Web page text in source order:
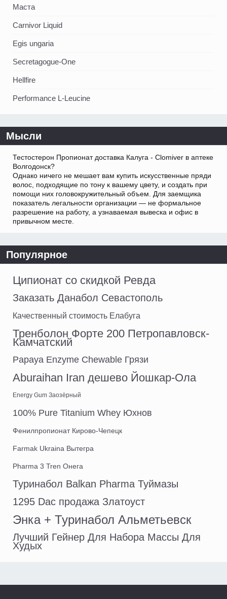
Маста
Carnivor Liquid
Egis ungaria
Secretagogue-One
Hellfire
Performance L-Leucine
Мысли
Тестостерон Пропионат доставка Калуга - Clomiver в аптеке
Волгодонск?
Однако ничего не мешает вам купить искусственные пряди
волос, подходящие по тону к вашему цвету, и создать при
помощи них головокружительный объем. Для заемщика
показатель легальности организации — не формальное
разрешение на работу, а узнаваемая вывеска и офис в
привычном месте.
Популярное
Ципионат со скидкой Ревда
Заказать Данабол Севастополь
Качественный стоимость Елабуга
Тренболон Форте 200 Петропавловск-
Камчатский
Papaya Enzyme Chewable Грязи
Aburaihan Iran дешево Йошкар-Ола
Energy Gum Заозёрный
100% Pure Titanium Whey Юхнов
Фенилпропионат Кирово-Чепецк
Farmak Ukraina Вытегра
Pharma 3 Tren Онега
Туринабол Balkan Pharma Туймазы
1295 Dac продажа Златоуст
Энка + Туринабол Альметьевск
Лучший Гейнер Для Набора Массы Для
Худых